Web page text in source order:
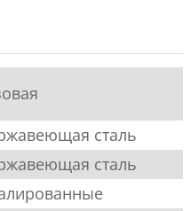
сталь
сталь